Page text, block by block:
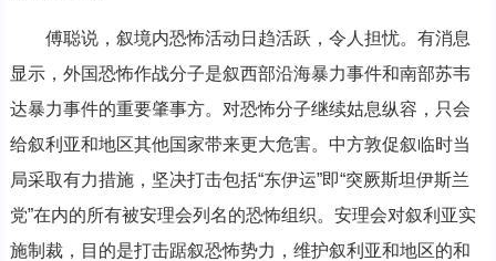
傅聪说，叙境内恐怖活动日趋活跃，令人担忧。有消息
显示，外国恐怖作战分子是叙西部沿海暴力事件和南部苏韦
达暴力事件的重要肇事方。对恐怖分子继续姑息纵容，只会
给叙利亚和地区其他国家带来更大危害。中方敦促叙临时当
局采取有力措施，坚决打击包括“东伊运”即“突厥斯坦伊斯兰
党”在内的所有被安理会列名的恐怖组织。安理会对叙利亚实
施制裁，目的是打击踞叙恐怖势力，维护叙利亚和地区的和